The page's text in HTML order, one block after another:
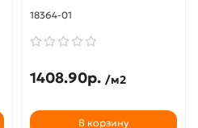
18364-01
1408.90р. /м2
В корзину